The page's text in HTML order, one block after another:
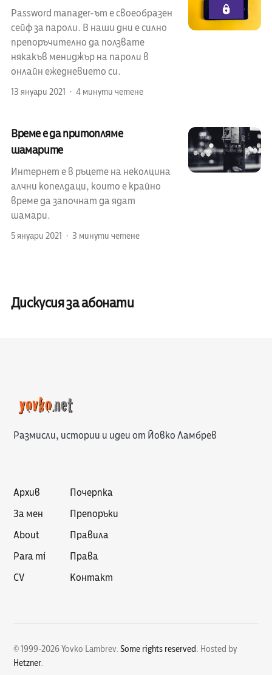
Password manager-ът е своеобразен
сейф за пароли. В наши дни е силно
препоръчително да ползвате
някакъв мениджър на пароли в
онлайн ежедневието си.
13 януари 2021 4 минути четене
Време е да притопляме
шамарите
Интернет е в ръцете на неколцина
алчни копелдаци, които е крайно
време да започнат да ядат
шамари.
5 януари 2021 3 минути четене
Дискусия за абонати
Размисли, истории и идеи от Йовко Ламбрев
Архив
За мен
About
Para mí
CV
Почерпка
Препоръки
Правила
Права
Контакт
© 1999-2026 Yovko Lambrev.Some rights reserved. Hosted by
Hetzner.